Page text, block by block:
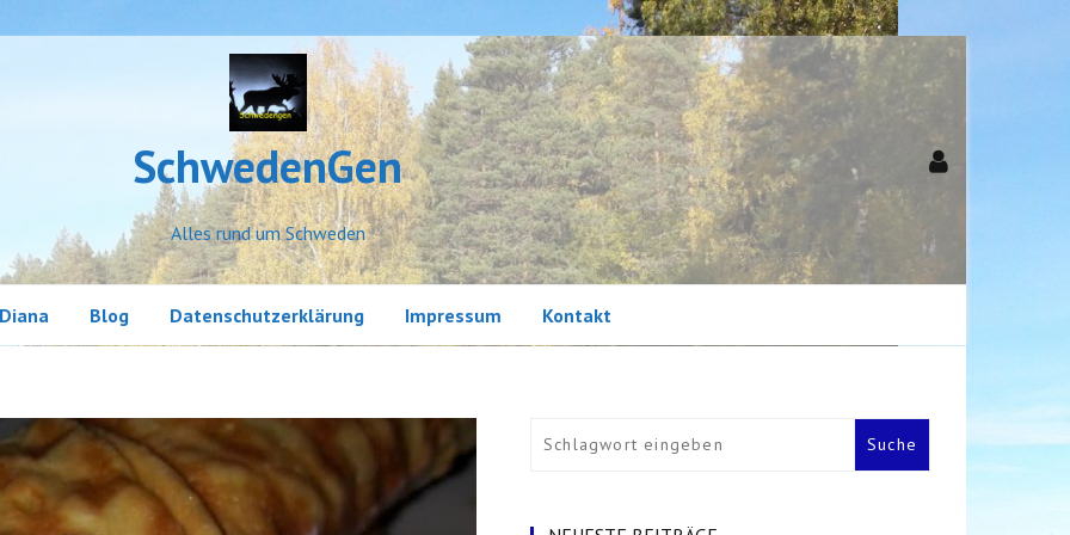
SchwedenGen
Alles rund um Schweden
Blog
Land und Leute
Little Sweden
Datenschutzerklärung Impressum Kontakt